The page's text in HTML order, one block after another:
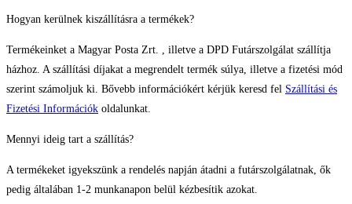
Hogyan kerülnek kiszállításra a termékek?
Termékeinket a Magyar Posta Zrt. , illetve a DPD Futárszolgálat szállítja
házhoz. A szállítási díjakat a megrendelt termék súlya, illetve a fizetési mód
szerint számoljuk ki. Bővebb információkért kérjük keresd fel Szállítási és
Fizetési Információk oldalunkat.
Mennyi ideig tart a szállítás?
A termékeket igyekszünk a rendelés napján átadni a futárszolgálatnak, ők
pedig általában 1-2 munkanapon belül kézbesítik azokat.